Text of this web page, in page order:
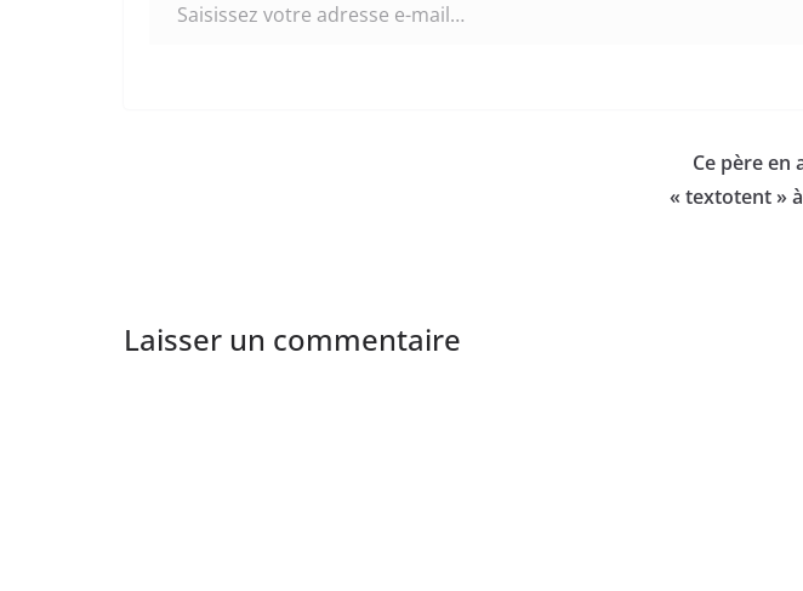
Ce père en
« textotent »
Laisser un commentaire